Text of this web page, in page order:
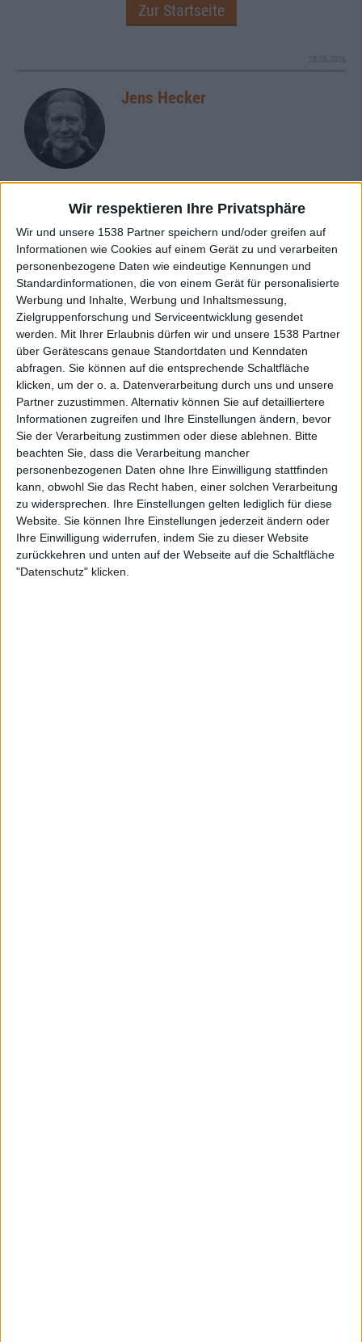
Wir respektieren Ihre Privatsphäre
Wir und unsere 1538 Partner speichern und/oder greifen auf
Informationen wie Cookies auf einem Gerät zu und verarbeiten
personenbezogene Daten wie eindeutige Kennungen und
Standardinformationen, die von einem Gerät für personalisierte
Werbung und Inhalte, Werbung und Inhaltsmessung,
Zielgruppenforschung und Serviceentwicklung gesendet
werden.
Mit Ihrer Erlaubnis dürfen wir und unsere 1538 Partner
über Gerätescans genaue Standortdaten und Kenndaten
abfragen. Sie können auf die entsprechende Schaltfläche
klicken, um der o. a. Datenverarbeitung durch uns und unsere
Partner zuzustimmen. Alternativ können Sie auf detailliertere
Informationen zugreifen und Ihre Einstellungen ändern, bevor
Sie der Verarbeitung zustimmen oder diese ablehnen.
Bitte
beachten Sie, dass die Verarbeitung mancher
personenbezogenen Daten ohne Ihre Einwilligung stattfinden
kann, obwohl Sie das Recht haben, einer solchen Verarbeitung
zu widersprechen. Ihre Einstellungen gelten lediglich für diese
Website. Sie können Ihre Einstellungen jederzeit ändern oder
Ihre Einwilligung widerrufen, indem Sie zu dieser Website
zurückkehren und unten auf der Webseite auf die Schaltfläche
"Datenschutz" klicken.
Zur Startseite
Jens Hecker
Newsletter abonnieren
Mehr zu Paradise Lost
BAND PARADISE LOST
STILE GOTHIC
Interessante Alben finden
Auf der Suche nach neuer Mucke? Durchsuche unser Review-Archiv mit
aktuell38633Reviews und lass Dich inspirieren!